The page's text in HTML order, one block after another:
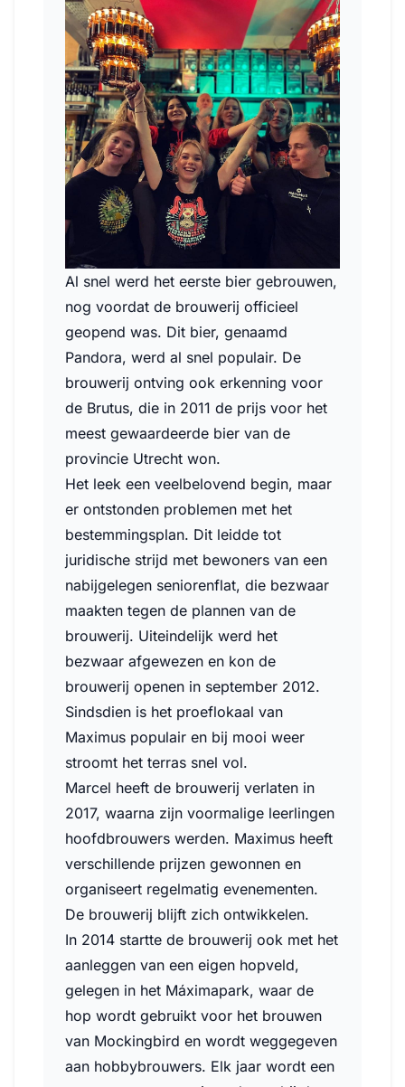
Al snel werd het eerste bier gebrouwen,
nog voordat de brouwerij officieel
geopend was. Dit bier, genaamd
Pandora, werd al snel populair. De
brouwerij ontving ook erkenning voor
de Brutus, die in 2011 de prijs voor het
meest gewaardeerde bier van de
provincie Utrecht won.
Het leek een veelbelovend begin, maar
er ontstonden problemen met het
bestemmingsplan. Dit leidde tot
juridische strijd met bewoners van een
nabijgelegen seniorenflat, die bezwaar
maakten tegen de plannen van de
brouwerij. Uiteindelijk werd het
bezwaar afgewezen en kon de
brouwerij openen in september 2012.
Sindsdien is het proeflokaal van
Maximus populair en bij mooi weer
stroomt het terras snel vol.
Marcel heeft de brouwerij verlaten in
2017, waarna zijn voormalige leerlingen
hoofdbrouwers werden. Maximus heeft
verschillende prijzen gewonnen en
organiseert regelmatig evenementen.
De brouwerij blijft zich ontwikkelen.
In 2014 startte de brouwerij ook met het
aanleggen van een eigen hopveld,
gelegen in het Máximapark, waar de
hop wordt gebruikt voor het brouwen
van Mockingbird en wordt weggegeven
aan hobbybrouwers. Elk jaar wordt een